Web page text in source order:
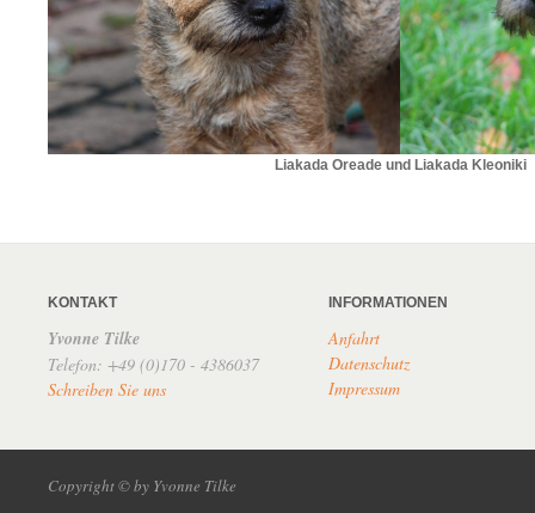
Liakada Oreade und Liakada Kleoniki
KONTAKT
Yvonne Tilke
Telefon: +49 (0)170 - 4386037
Schreiben Sie uns
INFORMATIONEN
Anfahrt
Datenschutz
Impressum
Copyright © by Yvonne Tilke